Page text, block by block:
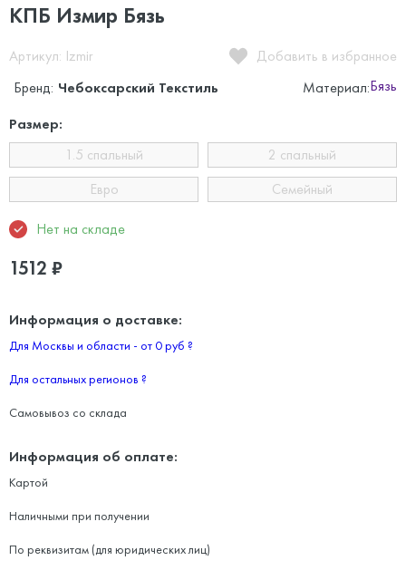
КПБ Измир Бязь
Артикул: Izmir
Добавить в избранное
Бренд: Чебоксарский Текстиль Материал:Бязь
Размер:
1.5 спальный
2 спальный
Евро
Семейный
Нет на складе
1512 ₽
Информация о доставке:
Для Москвы и области - от 0 руб ?
Для остальных регионов ?
Самовывоз со склада
Информация об оплате:
Картой
Наличными при получении
По реквизитам (для юридических лиц)